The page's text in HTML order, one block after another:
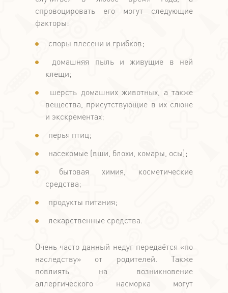
спровоцировать его могут следующие
факторы:
споры плесени и грибков;
домашняя пыль и живущие в ней
клещи;
шерсть домашних животных, а также
вещества, присутствующие в их слюне
и экскрементах;
перья птиц;
насекомые (вши, блохи, комары, осы);
бытовая химия, косметические
средства;
продукты питания;
лекарственные средства.
Очень часто данный недуг передаётся «по
наследству» от родителей. Также
повлиять на возникновение
аллергического насморка могут